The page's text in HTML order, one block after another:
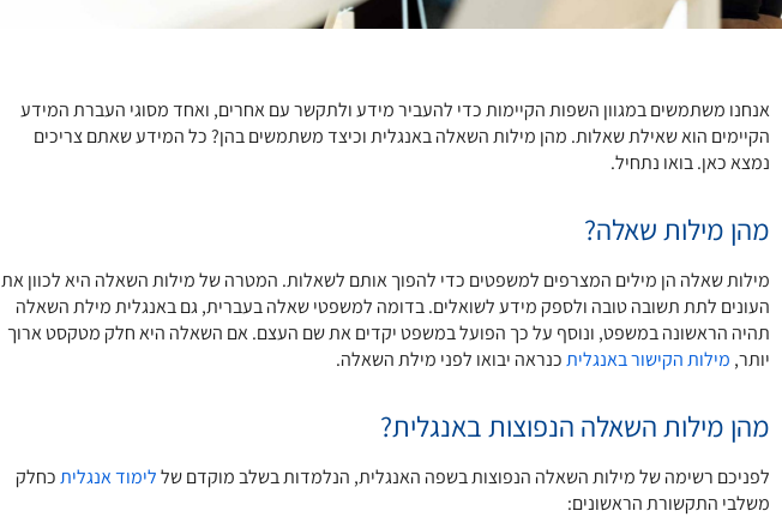
מהר והאם קורס מזורז
יוכל לעזור?
קרא עוד
אנחנו משתמשים במגוון השפות הקיימות כדי להעביר מידע ולתקשר עם אחרים, ואחד מסוגי העברת המידע
הקיימים הוא שאילת שאלות. מהן מילות השאלה באנגלית וכיצד משתמשים בהן? כל המידע שאתם צריכים
נמצא כאן. בואו נתחיל.
מהן מילות שאלה?
מילות שאלה הן מילים המצרפים למשפטים כדי להפוך אותם לשאלות. המטרה של מילות השאלה היא לכוון את
העונים לתת תשובה טובה ולספק מידע לשואלים. בדומה למשפטי שאלה בעברית, גם באנגלית מילת השאלה
תהיה הראשונה במשפט, ונוסף על כך הפועל במשפט יקדים את שם העצם. אם השאלה היא חלק מטקסט ארוך
יותר, מילות הקישור באנגליתכנראה יבואו לפני מילת השאלה.
מהן מילות השאלה הנפוצות באנגלית?
לפניכם רשימה של מילות השאלה הנפוצות בשפה האנגלית, הנלמדות בשלב מוקדם שללימוד אנגליתכחלק
משלבי התקשורת הראשונים: